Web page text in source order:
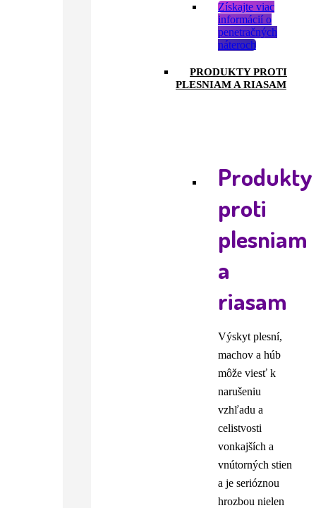
Získajte viac
informácií o
penetračných
náteroch
PRODUKTY PROTI
PLESNIAM A RIASAM
Produkty
proti
plesniam
a
riasam
Výskyt plesní,
machov a húb
môže viesť k
narušeniu
vzhľadu a
celistvosti
vonkajších a
vnútorných stien
a je serióznou
hrozbou nielen